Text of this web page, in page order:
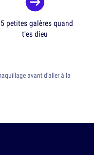
petites galères quand
t'es dieu
avant d'aller à la